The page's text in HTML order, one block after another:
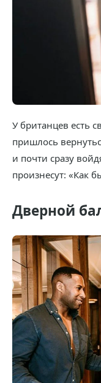
У британцев есть
пришлось
и почти сразу
произнесут: «Как
Дверной